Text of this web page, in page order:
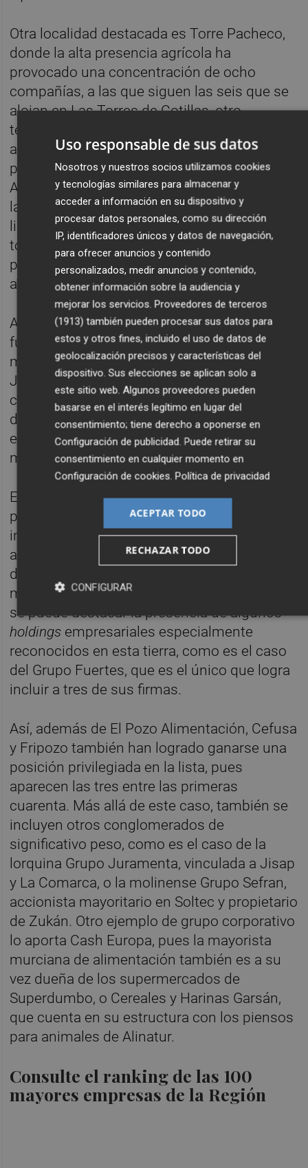
Otra localidad destacada es Torre Pacheco,
donde la alta presencia agrícola ha
provocado una concentración de ocho
compañías, a las que siguen las seis que se
alojan en Las Torres de Cotillas, otro
territorio que ha logrado desarrollar una
actividad económica muy por encima de su
peso demográfico. Caso curioso es el de
Alhama de Murcia, pues si bien son cuatro
las corporaciones que ha incluido en esta
lista, resulta especialmente llamativo que
todas ellas se encuentran en los once
primeros puestos, presumiendo a su vez de
albergar a la primera clasificada.
Asimismo, Alcantarilla, Mazarrón y Totana
fueron los municipios que aportaron tres
mercantiles, mientras que Jumilla, San
Javier, Lorquí y Fortuna presentan otras dos
corporaciones cada una. Por otro lado, otras
diez localidades aparecen con mayor timidez
en esta tabla, pues se encuentran
mencionadas en una única ocasión.
En cuanto a la propiedad, la mayoría de los
participantes en esteranking son negocios
individuales que han encontrado el camino
al éxito en sus respectivos sectores,
dirigidos en muchos de los casos por la
misma familia que los fundó. Sin embargo, sí
se puede destacar la presencia de algunos
holdings empresariales especialmente
reconocidos en esta tierra, como es el caso
del Grupo Fuertes, que es el único que logra
incluir a tres de sus firmas.
Así, además de El Pozo Alimentación, Cefusa
y Fripozo también han logrado ganarse una
posición privilegiada en la lista, pues
aparecen las tres entre las primeras
cuarenta. Más allá de este caso, también se
incluyen otros conglomerados de
significativo peso, como es el caso de la
lorquina Grupo Juramenta, vinculada a Jisap
y La Comarca, o la molinense Grupo Sefran,
accionista mayoritario en Soltec y propietario
de Zukán. Otro ejemplo de grupo corporativo
lo aporta Cash Europa, pues la mayorista
murciana de alimentación también es a su
vez dueña de los supermercados de
Superdumbo, o Cereales y Harinas Garsán,
que cuenta en su estructura con los piensos
para animales de Alinatur.
Consulte el ranking de las 100
mayores empresas de la Región
Uso responsable de sus datos
Nosotros y nuestros socios utilizamos cookies
y tecnologías similares para almacenar y
acceder a información en su dispositivo y
procesar datos personales, como su dirección
IP, identificadores únicos y datos de navegación,
para ofrecer anuncios y contenido
personalizados, medir anuncios y contenido,
obtener información sobre la audiencia y
mejorar los servicios. Proveedores de terceros
(1913) también pueden procesar sus datos para
estos y otros fines, incluido el uso de datos de
geolocalización precisos y características del
dispositivo. Sus elecciones se aplican solo a
este sitio web. Algunos proveedores pueden
basarse en el interés legítimo en lugar del
consentimiento; tiene derecho a oponerse en
Configuración de publicidad. Puede retirar su
consentimiento en cualquier momento en
Configuración de cookies. Política de privacidad
ACEPTAR TODO
RECHAZAR TODO
CONFIGURAR